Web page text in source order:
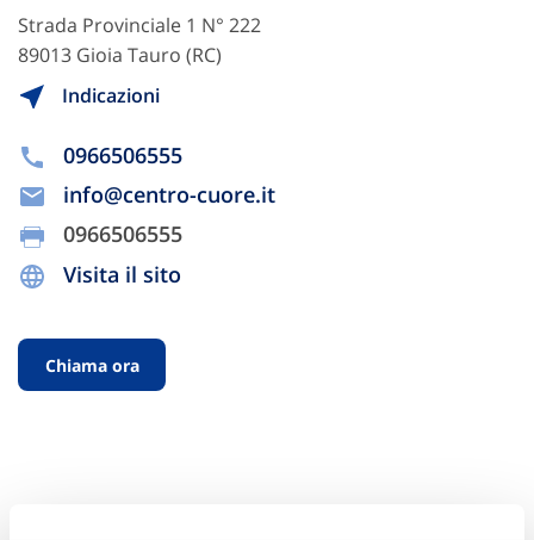
Strada Provinciale 1 N° 222
89013 Gioia Tauro (RC)
Indicazioni
0966506555
info@centro-cuore.it
0966506555
Visita il sito
Chiama ora